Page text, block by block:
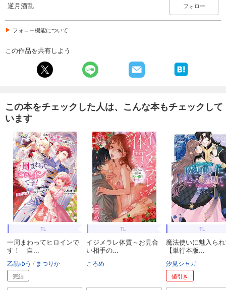
逆月酒乱 フォロー
フォロー機能について
この作品を共有しよう
この本をチェックした人は、こんな本もチェックして
います
TL
一周まわってヒロインで
す！ 自...
乙黒ゆう まつりか
完結
TL
イジメラレ体質～お見合
い相手の...
ころめ
TL
魔法使いに魅入ら
【単行本版...
汐見シャガ
値引き